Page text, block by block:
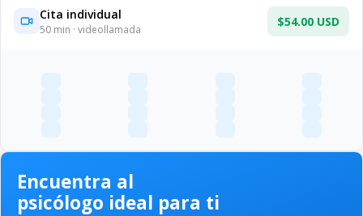
Cita individual
50 min · videollamada
$54.00 USD
Encuentra al
psicólogo ideal para ti